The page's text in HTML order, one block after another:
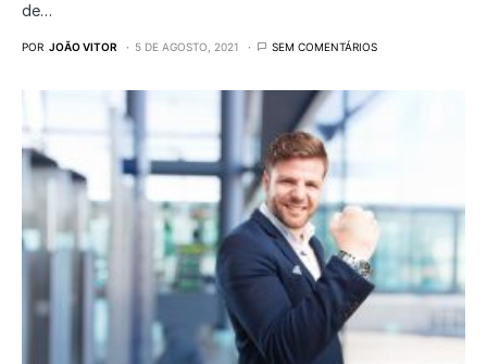
de…
POR JOÃO VITOR 5 DE AGOSTO, 2021 SEM COMENTÁRIOS